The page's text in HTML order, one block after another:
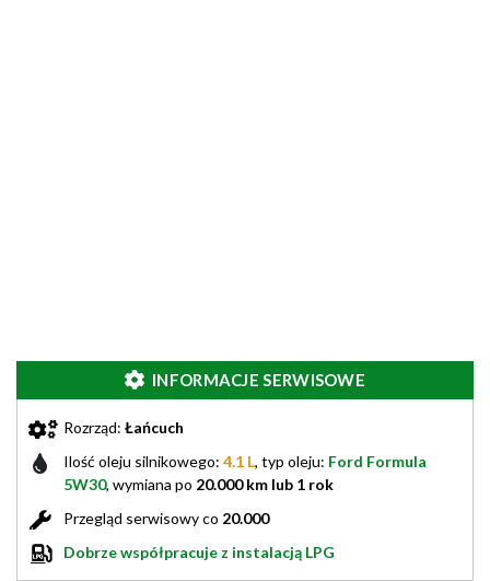
INFORMACJE SERWISOWE
Rozrząd: Łańcuch
Ilość oleju silnikowego: 4.1 L, typ oleju: Ford Formula
5W30, wymiana po 20.000 km lub 1 rok
Przegląd serwisowy co 20.000
Dobrze współpracuje z instalacją LPG